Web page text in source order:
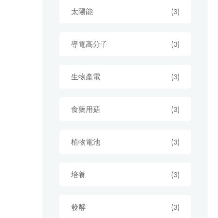
太陽能 (3)
導電高分子 (3)
生物產電 (3)
食藥用菇 (3)
植物電池 (3)
培養 (3)
發酵 (3)